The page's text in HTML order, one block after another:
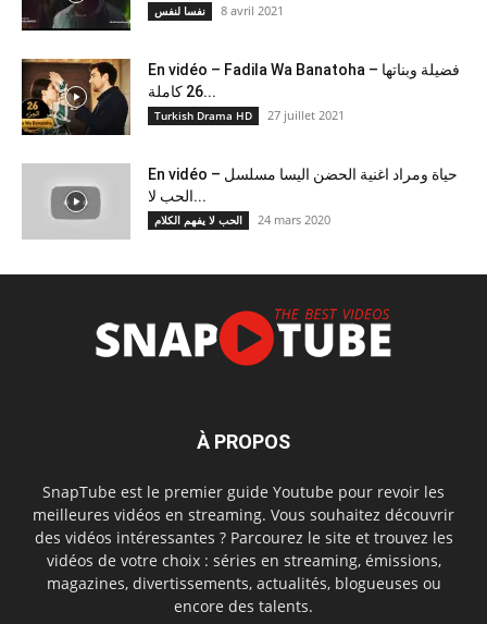
نفسا لنفس 8 avril 2021
En vidéo – Fadila Wa Banatoha – فضيلة وبناتها
26 كاملة...
Turkish Drama HD 27 juillet 2021
En vidéo – حياة ومراد اغنية الحضن اليسا مسلسل
الحب لا...
الحب لا يفهم الكلام 24 mars 2020
À PROPOS
SnapTube est le premier guide Youtube pour revoir les
meilleures vidéos en streaming. Vous souhaitez découvrir
des vidéos intéressantes ? Parcourez le site et trouvez les
vidéos de votre choix : séries en streaming, émissions,
magazines, divertissements, actualités, blogueuses ou
encore des talents.